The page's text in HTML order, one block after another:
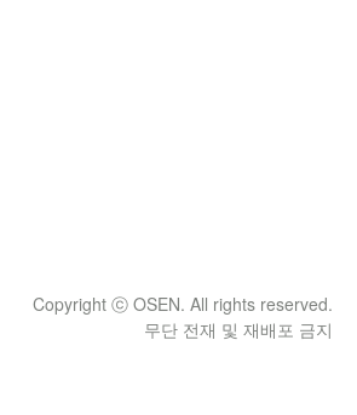
Copyright ⓒ OSEN. All rights reserved.
무단 전재 및 재배포 금지